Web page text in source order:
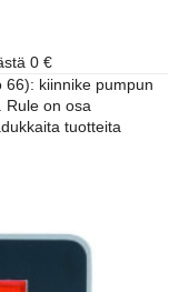
0 €
kiinnike pumpun
Rule on osa
tuotteita